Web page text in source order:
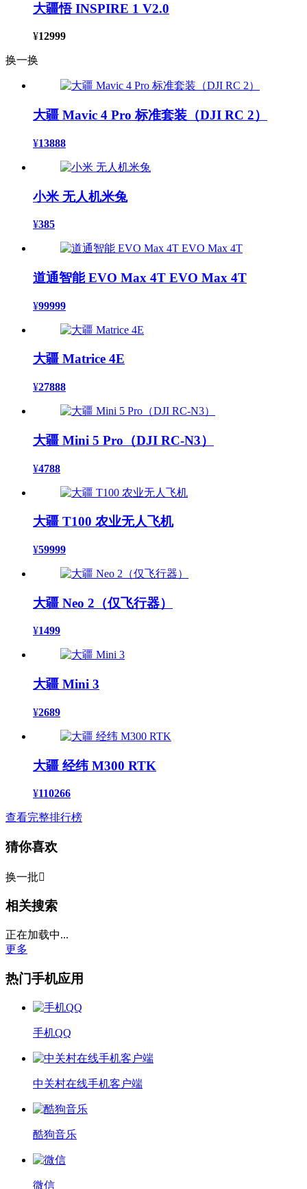
大疆悟 INSPIRE 1 V2.0
¥12999
换一换
大疆 Mavic 4 Pro 标准套装（DJI RC 2）
¥13888
小米 无人机米兔
¥385
道通智能 EVO Max 4T EVO Max 4T
¥99999
大疆 Matrice 4E
¥27888
大疆 Mini 5 Pro（DJI RC-N3）
¥4788
大疆 T100 农业无人飞机
¥59999
大疆 Neo 2（仅飞行器）
¥1499
大疆 Mini 3
¥2689
大疆 经纬 M300 RTK
¥110266
查看完整排行榜
猜你喜欢
换一批
相关搜索
正在加载中...
更多
热门手机应用
手机QQ
中关村在线手机客户端
酷狗音乐
微信